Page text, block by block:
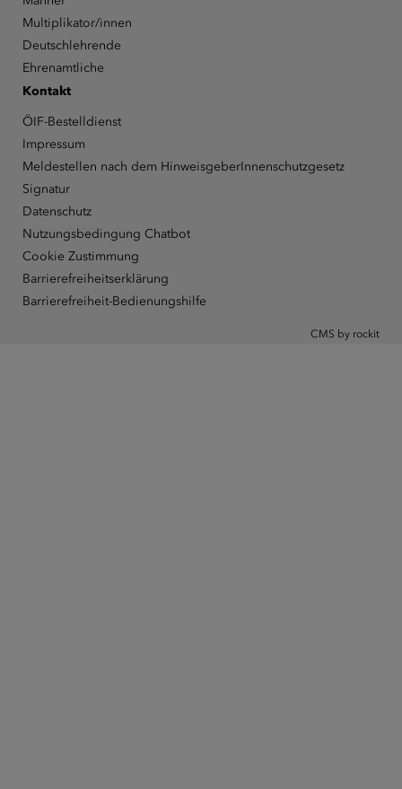
Multiplikator/innen
Deutschlehrende
Ehrenamtliche
Kontakt
ÖIF-Bestelldienst
Impressum
Meldestellen nach dem HinweisgeberInnenschutzgesetz
Signatur
Datenschutz
Nutzungsbedingung Chatbot
Cookie Zustimmung
Barrierefreiheitserklärung
Barrierefreiheit-Bedienungshilfe
CMS by rockit